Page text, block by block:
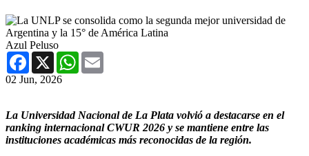
Azul Peluso
Facebook
X WhatsApp
02 Jun, 2026
La Universidad Nacional de La Plata volvió a destacarse en el
ranking internacional CWUR 2026 y se mantiene entre las
instituciones académicas más reconocidas de la región.